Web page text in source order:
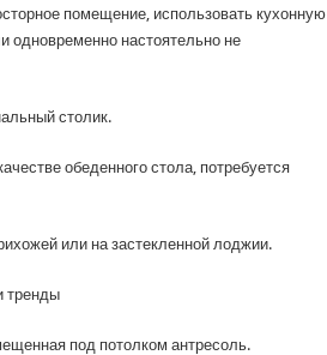
помещение, использовать кухонную
одновременно настоятельно не
столик.
обеденного стола, потребуется
или на застекленной лоджии.
под потолком антресоль.